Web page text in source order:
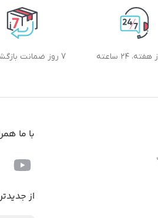
7 روز ضمانت بازگشت کالا
با ما
از